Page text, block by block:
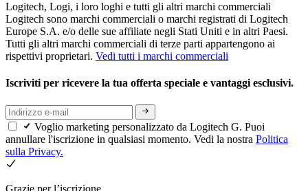
Logitech, Logi, i loro loghi e tutti gli altri marchi commerciali
Logitech sono marchi commerciali o marchi registrati di Logitech
Europe S.A. e/o delle sue affiliate negli Stati Uniti e in altri Paesi.
Tutti gli altri marchi commerciali di terze parti appartengono ai
rispettivi proprietari. Vedi tutti i marchi commerciali
Iscriviti per ricevere la tua offerta speciale e vantaggi esclusivi.
Voglio marketing personalizzato da Logitech G. Puoi
annullare l'iscrizione in qualsiasi momento. Vedi la nostra Politica
sulla Privacy.
Grazie per l’iscrizione.